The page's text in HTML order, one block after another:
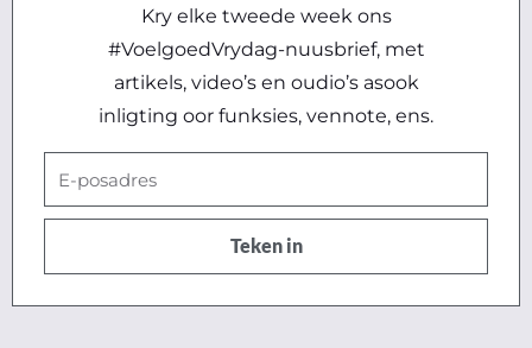
Kry elke tweede week ons
#VoelgoedVrydag-nuusbrief, met
artikels, video’s en oudio’s asook
inligting oor funksies, vennote, ens.
posadres
Teken in